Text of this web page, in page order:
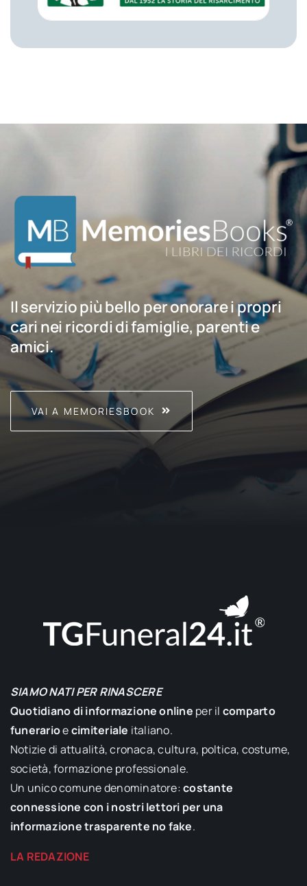
Il servizio più bello per onorare i propri
cari nei ricordi di famiglie, parenti e
amici.
VAI A MEMORIESBOOK
SIAMO NATI PER RINASCERE
Quotidiano di informazione online per il comparto
funerarioecimiteriale italiano.
Notizie di attualità, cronaca, cultura, poltica, costume,
società, formazione professionale.
Un unico comune denominatore:costante
connessione con i nostri lettori per una
informazione trasparente no fake.
LA REDAZIONE